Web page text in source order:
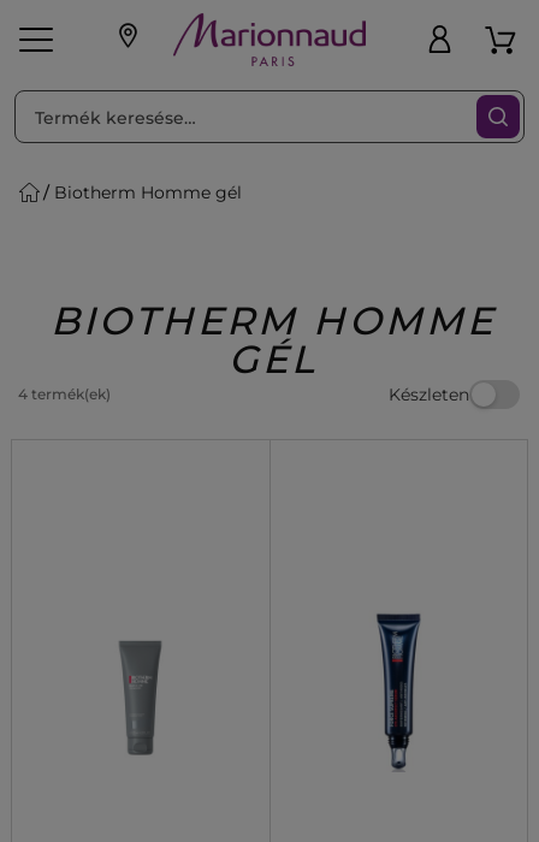
Parfüm
Beauty
Biotherm Homme gél
BIOTHERM HOMME
GÉL
4 termék(ek) Készleten
RENDEZéS Szűrő